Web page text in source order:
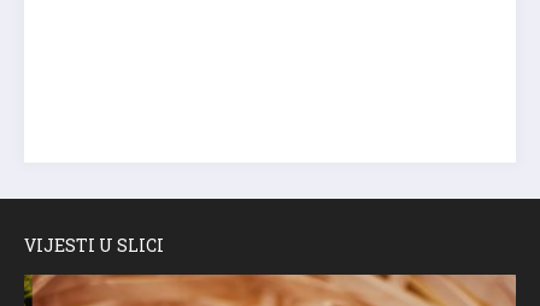
VIJESTI U SLICI